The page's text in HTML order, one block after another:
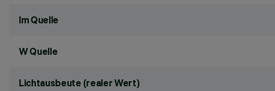
lm Quelle
W Quelle
Lichtausbeute (realer Wert)